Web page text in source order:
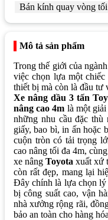
Bán kính quay vòng
Mô tả sản phẩm
Trong thế giới của
việc chọn lựa một
thiết bị mà còn là đầu tư
Xe nâng dầu 3 tấn
nâng cao 4m là một
những nhu cầu đặc thù
giấy, bao bì, in ấn hoặc
cuộn tròn có tải trọng
cao nâng tối đa 4m,
xe nângToyota xuất xứ
còn rất đẹp, mang lại
Đây chính là lựa chọn lý
bị công suất cao, vận
nhà xưởng rộng rãi,
bảo an toàn cho hàng